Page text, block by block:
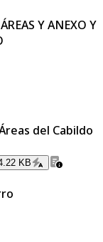
Y ANEXO Y
del Cabildo
KB